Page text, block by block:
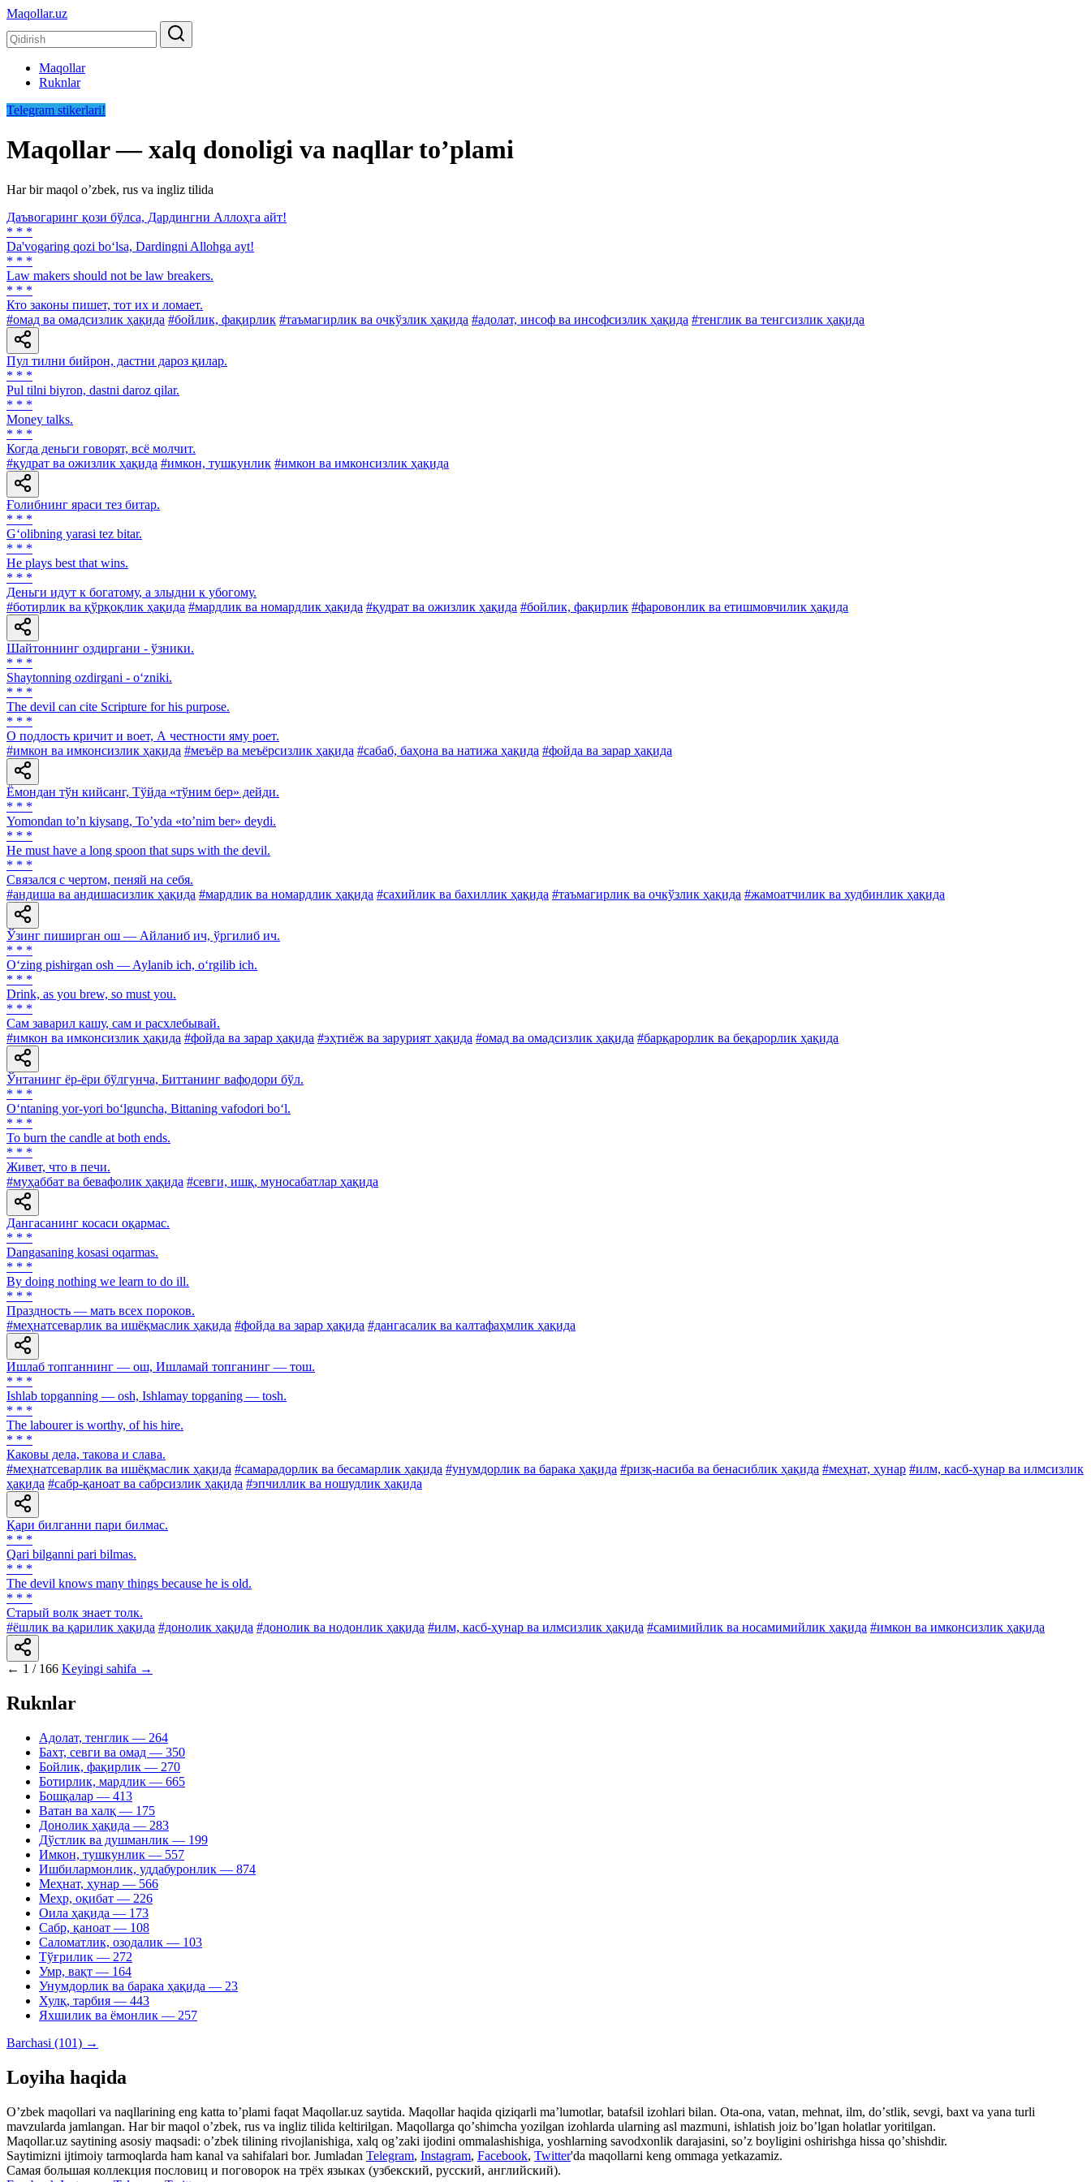
Maqollar.uz
Maqollar
Ruknlar
Telegram stikerlari!
Maqollar — xalq donoligi va naqllar toʼplami
Har bir maqol oʼzbek, rus va ingliz tilida
Даъвогаринг қози бўлса, Дардингни Аллоҳга айт!
* * *
Da'vogaring qozi bo‘lsa, Dardingni Allohga ayt!
* * *
Law makers should not be law breakers.
* * *
Кто законы пишет, тот их и ломает.
#омад ва омадсизлик ҳақида #бойлик, фақирлик #таъмагирлик ва очкўзлик ҳақида #адолат, инсоф ва инсофсизлик ҳақида #тенглик ва тенгсизлик ҳақида
Пул тилни бийрон, дастни дароз қилар.
* * *
Pul tilni biyron, dastni daroz qilar.
* * *
Money talks.
* * *
Когда деньги говорят, всё молчит.
#қудрат ва ожизлик ҳақида #имкон, тушкунлик #имкон ва имконсизлик ҳақида
Ғолибнинг яраси тез битар.
* * *
G‘olibning yarasi tez bitar.
* * *
He plays best that wins.
* * *
Деньги идут к богатому, а злыдни к убогому.
#ботирлик ва қўрқоқлик ҳақида #мардлик ва номардлик ҳақида #қудрат ва ожизлик ҳақида #бойлик, фақирлик #фаровонлик ва етишмовчилик ҳақида
Шайтоннинг оздиргани - ўзники.
* * *
Shaytonning ozdirgani - o‘zniki.
* * *
The devil can cite Scripture for his purpose.
* * *
О подлость кричит и воет, А честности яму роет.
#имкон ва имконсизлик ҳақида #меъёр ва меъёрсизлик ҳақида #сабаб, баҳона ва натижа ҳақида #фойда ва зарар ҳақида
Ёмондан тўн кийсанг, Тўйда «тўним бер» дейди.
* * *
Yomondan toʼn kiysang, Toʼyda «toʼnim ber» deydi.
* * *
Не must have a long spoon that sups with the devil.
* * *
Связался с чертом, пеняй на себя.
#андиша ва андишасизлик ҳақида #мардлик ва номардлик ҳақида #сахийлик ва бахиллик ҳақида #таъмагирлик ва очкўзлик ҳақида #жамоатчилик ва худбинлик ҳақида
Ўзинг пиширган ош — Айланиб ич, ўргилиб ич.
* * *
O‘zing pishirgan osh — Aylanib ich, o‘rgilib ich.
* * *
Drink, аs you brew, so must you.
* * *
Сам заварил кашу, сам и расхлебывай.
#имкон ва имконсизлик ҳақида #фойда ва зарар ҳақида #эҳтиёж ва зарурият ҳақида #омад ва омадсизлик ҳақида #барқарорлик ва беқарорлик ҳақида
Ўнтанинг ёр-ёри бўлгунча, Биттанинг вафодори бўл.
* * *
O‘ntaning yor-yori bo‘lguncha, Bittaning vafodori bo‘l.
* * *
To burn the candle at both ends.
* * *
Живет, что в печи.
#муҳаббат ва бевафолик ҳақида #севги, ишқ, муносабатлар ҳақида
Дангасанинг косаси оқармас.
* * *
Dangasaning kosasi oqarmas.
* * *
By doing nothing we learn to do ill.
* * *
Праздность — мать всех пороков.
#меҳнатсеварлик ва ишёқмаслик ҳақида #фойда ва зарар ҳақида #дангасалик ва калтафаҳмлик ҳақида
Ишлаб топганнинг — ош, Ишламай топганинг — тош.
* * *
Ishlab topganning — osh, Ishlamay topganing — tosh.
* * *
The labourer is worthy, of his hire.
* * *
Каковы дела, такова и слава.
#меҳнатсеварлик ва ишёқмаслик ҳақида #самарадорлик ва бесамарлик ҳақида #унумдорлик ва барака ҳақида #ризқ-насиба ва бенасиблик ҳақида #меҳнат, ҳунар #илм, касб-ҳунар ва илмсизлик
ҳақида #сабр-қаноат ва сабрсизлик ҳақида #эпчиллик ва ношудлик ҳақида
Қари билганни пари билмас.
* * *
Qari bilganni pari bilmas.
* * *
The devil knows many things because he is old.
* * *
Старый волк знает толк.
#ёшлик ва қарилик ҳақида #донолик ҳақида #донолик ва нодонлик ҳақида #илм, касб-ҳунар ва илмсизлик ҳақида #самимийлик ва носамимийлик ҳақида #имкон ва имконсизлик ҳақида
← 1 / 166 Keyingi sahifa →
Ruknlar
Адолат, тенглик — 264
Бахт, севги ва омад — 350
Бойлик, фақирлик — 270
Ботирлик, мардлик — 665
Бошқалар — 413
Ватан ва халқ — 175
Донолик ҳақида — 283
Дўстлик ва душманлик — 199
Имкон, тушкунлик — 557
Ишбилармонлик, уддабуронлик — 874
Меҳнат, ҳунар — 566
Меҳр, оқибат — 226
Оила ҳақида — 173
Сабр, қаноат — 108
Саломатлик, озодалик — 103
Тўғрилик — 272
Умр, вақт — 164
Унумдорлик ва барака ҳақида — 23
Хулқ, тарбия — 443
Яхшилик ва ёмонлик — 257
Barchasi (101) →
Loyiha haqida
Oʼzbek maqollari va naqllarining eng katta toʼplami faqat Maqollar.uz saytida. Maqollar haqida qiziqarli maʼlumotlar, batafsil izohlari bilan. Ota-ona, vatan, mehnat, ilm, doʼstlik, sevgi, baxt va yana turli
mavzularda jamlangan. Har bir maqol oʼzbek, rus va ingliz tilida keltirilgan. Maqollarga qoʼshimcha yozilgan izohlarda ularning asl mazmuni, ishlatish joiz boʼlgan holatlar yoritilgan.
Maqollar.uz saytining asosiy maqsadi: oʼzbek tilining rivojlanishiga, xalq ogʼzaki ijodini ommalashishiga, yoshlarning savodxonlik darajasini, soʼz boyligini oshirishga hissa qoʼshishdir.
Saytimizni ijtimoiy tarmoqlarda ham kanal va sahifalari bor. Jumladan Telegram, Instagram, Facebook, Twitter'da maqollarni keng ommaga yetkazamiz.
Самая большая коллекция пословиц и поговорок на трёх языках (узбекский, русский, английский).